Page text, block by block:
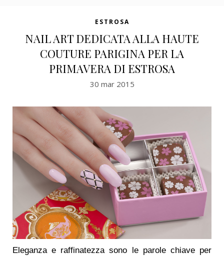
ESTROSA
NAIL ART DEDICATA ALLA HAUTE
COUTURE PARIGINA PER LA
PRIMAVERA DI ESTROSA
30 mar 2015
Eleganza e raffinatezza sono le parole chiave per